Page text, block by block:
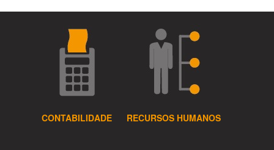
CONTABILIDADE RECURSOS HUMANOS